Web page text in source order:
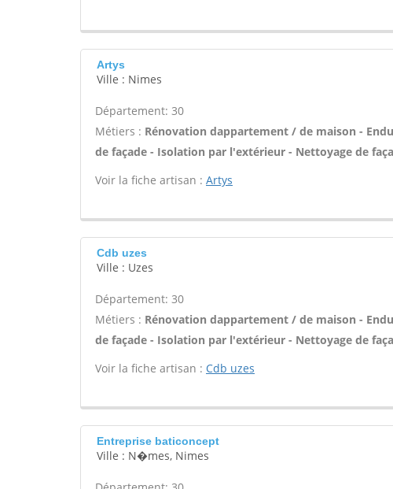
Artys
Ville : Nimes
Département: 30
Métiers : Rénovation dappartement / de maison -
de façade - Isolation par l'extérieur - Nettoyage de
Voir la fiche artisan : Artys
Cdb uzes
Ville : Uzes
Département: 30
Métiers : Rénovation dappartement / de maison -
de façade - Isolation par l'extérieur - Nettoyage de
Voir la fiche artisan : Cdb uzes
Entreprise baticoncept
Ville : N�mes, Nimes